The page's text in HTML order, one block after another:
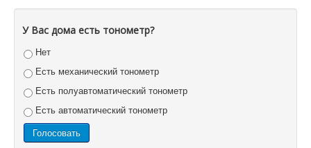
У Вас дома есть тонометр?
Нет
Есть механический тонометр
Есть полуавтоматический тонометр
Есть автоматический тонометр